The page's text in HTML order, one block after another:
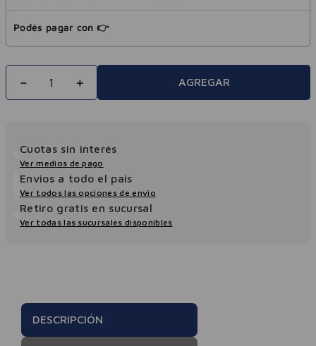
Podés pagar con 👉
＋
－ AGREGAR
Cuotas sin interés
Ver medios de pago
Envios a todo el pais
Ver todos las opciones de envio
Retiro gratis en sucursal
Ver todas las sucursales disponibles
DESCRIPCIÓN